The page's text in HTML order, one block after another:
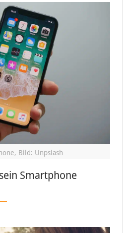
Bild: Unpslash
Smartphone